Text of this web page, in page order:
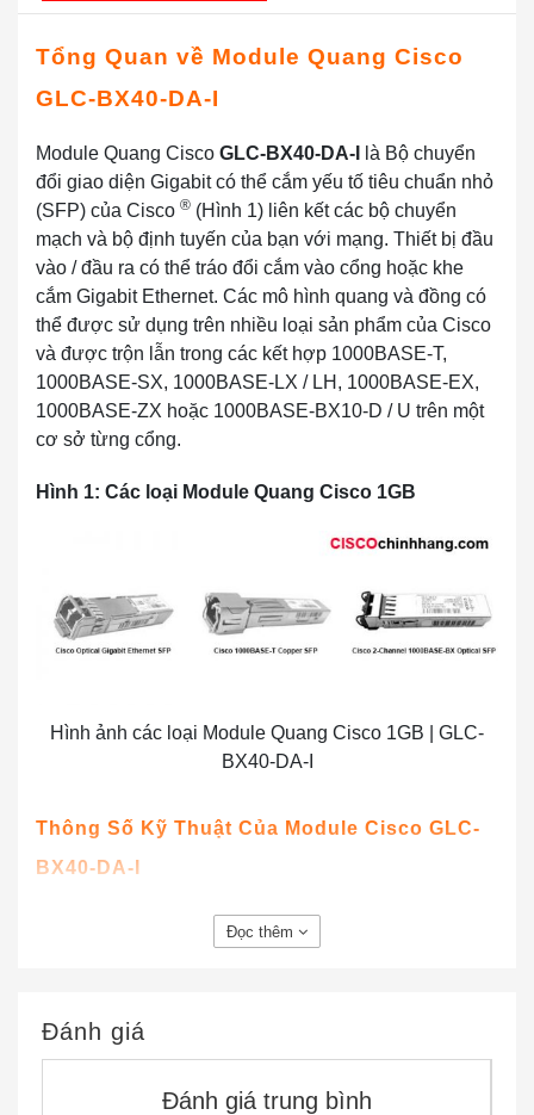
Tổng Quan về Module Quang Cisco
GLC-BX40-DA-I
Module Quang Cisco GLC-BX40-DA-I
là Bộ chuyển
đổi giao diện Gigabit có thể cắm yếu tố tiêu chuẩn nhỏ
(SFP) của Cisco ® (Hình 1) liên kết các bộ chuyển
mạch và bộ định tuyến của bạn với mạng. Thiết bị đầu
vào / đầu ra có thể tráo đổi cắm vào cổng hoặc khe
cắm Gigabit Ethernet. Các mô hình quang và đồng có
thể được sử dụng trên nhiều loại sản phẩm của Cisco
và được trộn lẫn trong các kết hợp 1000BASE-T,
1000BASE-SX, 1000BASE-LX / LH, 1000BASE-EX,
1000BASE-ZX hoặc 1000BASE-BX10-D / U trên một
cơ sở từng cổng.
Hình 1: Các loại Module Quang Cisco 1GB
Hình ảnh các loại Module Quang Cisco 1GB | GLC-
BX40-DA-I
Thông Số Kỹ Thuật Của Module Cisco GLC-
BX40-DA-I
Lưu ý rằng tất cả các cổng SFP có đầu nối loại LC, và
khoảng cách cáp tối thiểu cho tất cả các SFP được liệt
SFP Port Cable Thông số kỹ thuật
WavelengthFiber
Core
Modal
Đọc thêm
Đánh giá
Đánh giá trung bình